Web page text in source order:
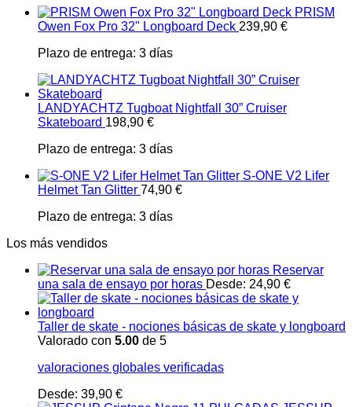
PRISM
Owen Fox Pro 32" Longboard Deck 239,90 €
Plazo de entrega: 3 días
LANDYACHTZ Tugboat Nightfall 30” Cruiser
Skateboard 198,90 €
Plazo de entrega: 3 días
S-ONE V2 Lifer
Helmet Tan Glitter 74,90 €
Plazo de entrega: 3 días
Los más vendidos
Reservar
una sala de ensayo por horas Desde: 24,90 €
Taller de skate - nociones básicas de skate y longboard
Valorado con 5.00 de 5
valoraciones globales verificadas
Desde: 39,90 €